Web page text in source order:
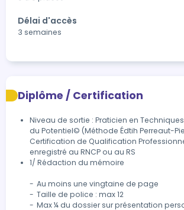
Délai d'accès
3 semaines
Diplôme / Certification
Niveau de sortie : Praticien en
du Potentiel© (Méthode Édtih Perreaut-
Certification de Qualification
enregistré au RNCP ou au RS
1/ Rédaction du mémoire
-	Au moins une vingtaine de page
-	Taille de police : max 12
-	Max ¼ du dossier sur présentation personnelle